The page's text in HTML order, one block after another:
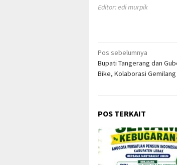
Editor: edi murpik
Navigasi
pos
Pos sebelumnya
Bupati Tangerang dan
Bike, Kolaborasi
POS TERKAIT